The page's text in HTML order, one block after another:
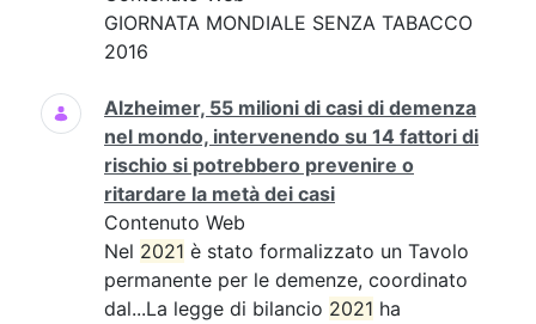
GIORNATA MONDIALE SENZA TABACCO
2016
Alzheimer, 55 milioni di casi di demenza
nel mondo, intervenendo su 14 fattori di
rischio si potrebbero prevenire o
ritardare la metà dei casi
Contenuto Web
Nel 2021 è stato formalizzato un Tavolo
permanente per le demenze, coordinato
dal...La legge di bilancio 2021 ha